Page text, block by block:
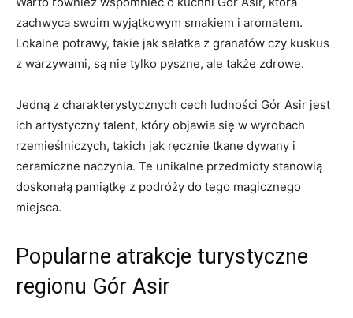
zachwyca swoim wyjątkowym smakiem i aromatem.
Lokalne potrawy, takie ​jak sałatka ‌z ⁢granatów czy kuskus⁣
z warzywami,⁤ są nie tylko‍ pyszne, ale ⁢także‍ zdrowe.
Jedną z charakterystycznych cech ludności Gór Asir jest
ich ‌artystyczny talent, który⁢ objawia się‌ w wyrobach
rzemieślniczych, takich jak ręcznie ‍tkane dywany i
ceramiczne‌ naczynia. ⁢Te unikalne przedmioty stanowią
doskonałą pamiątkę z podróży do tego magicznego ​
miejsca.
Popularne atrakcje turystyczne‌
regionu Gór⁢ Asir